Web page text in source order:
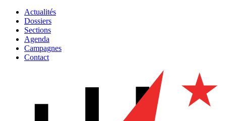
Actualités
Dossiers
Sections
Agenda
Campagnes
Contact